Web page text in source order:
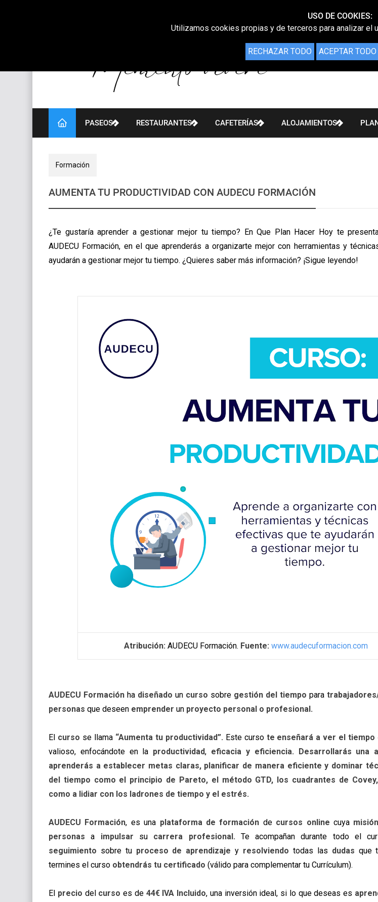
PASEOS RESTAURANTES CAFETERÍAS ALOJAMIENTOS
Formación
AUMENTA TU PRODUCTIVIDAD CON AUDECU FORMACIÓN
¿Te gustaría aprender a gestionar mejor tu tiempo? En Que Plan Hacer Hoy te
AUDECU Formación, en el que aprenderás a organizarte mejor con herramientas y
ayudarán a gestionar mejor tu tiempo. ¿Quieres saber más información? ¡Sigue leyendo!
Atribución: AUDECU Formación. Fuente: www.audecuformacion.com
AUDECU Formación ha diseñado un curso sobre gestión del tiempo para
personas que deseen emprender un proyecto personal o profesional.
El curso se llama “Aumenta tu productividad”. Este curso te enseñará a ver el tiempo
valioso, enfocándote en la productividad, eficacia y eficiencia. Desarrollarás una
aprenderás a establecer metas claras, planificar de manera eficiente y dominar
del tiempo como el principio de Pareto, el método GTD, los cuadrantes de
como a lidiar con los ladrones de tiempo y el estrés.
AUDECU Formación, es una plataforma de formación de cursos online cuya misión
personas a impulsar su carrera profesional. Te acompañan durante todo el
seguimiento sobre tu proceso de aprendizaje y resolviendo todas las dudas que
termines el curso obtendrás tu certificado (válido para complementar tu Currículum).
El precio del curso es de 44€ IVA Incluido, una inversión ideal, si lo que deseas es
USO DE COOKIES:
Utilizamos cookies propias y de terceros para analizar el
RECHAZAR TODO ACEPTAR TODO